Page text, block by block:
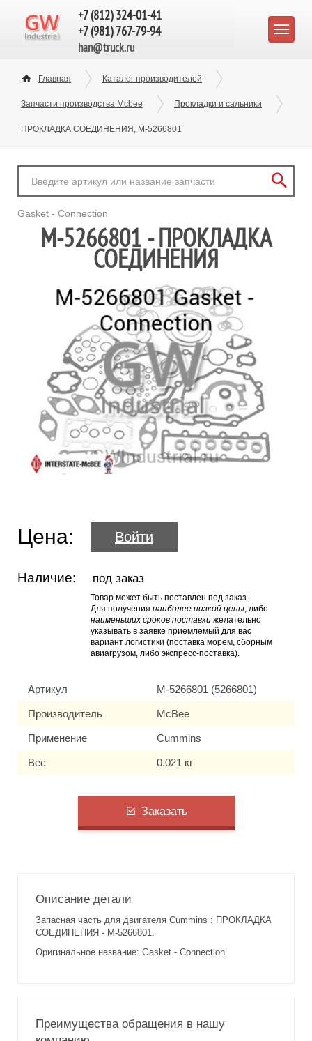
+7 (812) 324-01-41
+7 (981) 767-79-94
han@truck.ru
Главная Каталог производителей
Запчасти производства Mcbee Прокладки и сальники
ПРОКЛАДКА СОЕДИНЕНИЯ, M-5266801
Gasket - Connection
M-5266801 - ПРОКЛАДКА
СОЕДИНЕНИЯ
Цена: Войти
Наличие: под заказ
Товар может быть поставлен под заказ.
Для получения наиболее низкой цены, либо
наименьших сроков поставки желательно
указывать в заявке приемлемый для вас
вариант логистики (поставка морем, сборным
авиагрузом, либо экспресс-поставка).
Артикул M-5266801 (5266801)
Производитель McBee
Применение Cummins
Вес 0.021 кг
Заказать
Описание детали
Запасная часть для двигателя Cummins : ПРОКЛАДКА
СОЕДИНЕНИЯ - M-5266801.
Оригинальное название: Gasket - Connection.
Преимущества обращения в нашу